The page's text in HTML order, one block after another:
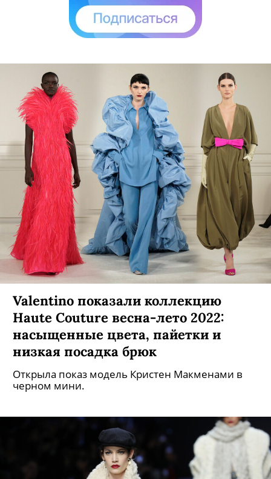
Valentino показали коллекцию
Haute Couture весна-лето 2022:
насыщенные цвета, пайетки и
низкая посадка брюк
Открыла показ модель Кристен Макменами в
черном мини.